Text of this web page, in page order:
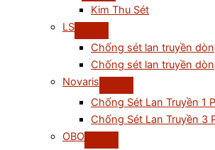
Kim Thu Sét
LS
Chống sét lan truyền
Chống sét lan truyền
Novaris
Chống Sét Lan Truyền 1
Chống Sét Lan Truyền 3
OBO